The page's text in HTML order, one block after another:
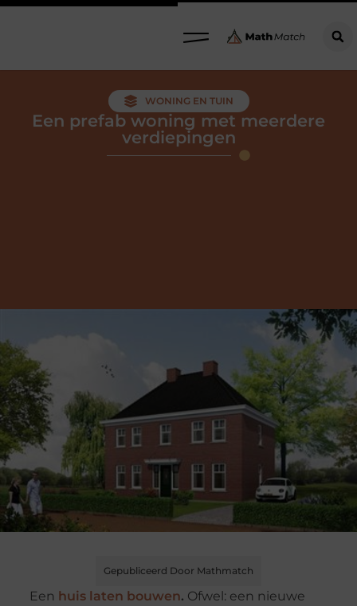
WONING EN TUIN
Een prefab woning met meerdere
verdiepingen
Gepubliceerd Door Mathmatch
Een huis laten bouwen. Ofwel: een nieuwe